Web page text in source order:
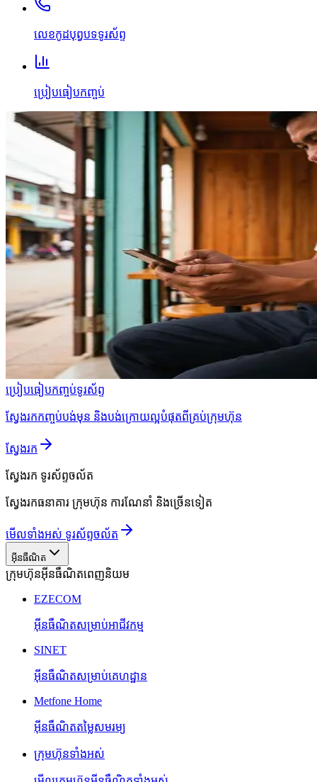
លេខកូដបុព្វបទទូរស័ព្ទ
ប្រៀបធៀបកញ្ចប់
ប្រៀបធៀបកញ្ចប់ទូរស័ព្ទ
ស្វែងរកកញ្ចប់បង់មុន និងបង់ក្រោយល្អបំផុតពីគ្រប់ក្រុមហ៊ុន
ស្វែងរក
ស្វែងរក ទូរស័ព្ទចល័ត
ស្វែងរកធនាគារ ក្រុមហ៊ុន ការណែនាំ និងច្រើនទៀត
មើលទាំងអស់ ទូរស័ព្ទចល័ត
អ៊ីនធឺណិត
ក្រុមហ៊ុនអ៊ីនធឺណិតពេញនិយម
EZECOM
អ៊ីនធឺណិតសម្រាប់អាជីវកម្ម
SINET
អ៊ីនធឺណិតសម្រាប់គេហដ្ឋាន
Metfone Home
អ៊ីនធឺណិតតម្លៃសមរម្យ
ក្រុមហ៊ុនទាំងអស់